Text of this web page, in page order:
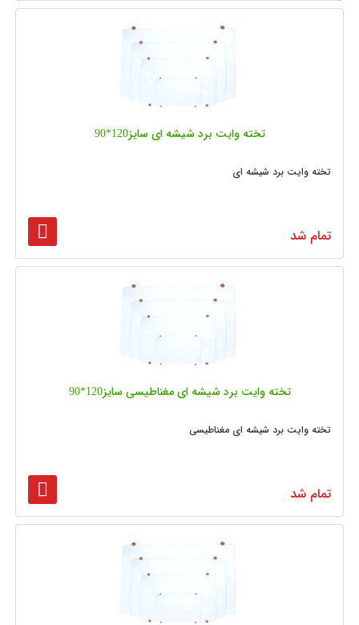
تخته وایت برد شیشه‌ ای سایز120*90
تخته وایت برد شیشه ای
تمام شد
تخته وایت برد شیشه‌ ای مغناطیسی سایز120*90
تخته وایت برد شیشه ای مغناطیسی
تمام شد